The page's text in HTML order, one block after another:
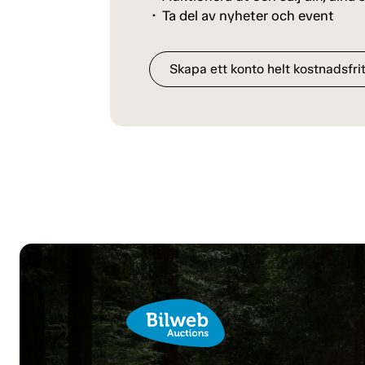
Ta del av nyheter och event
Skapa ett konto helt